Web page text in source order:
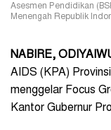
Asesmen Pendidikan
Menengah Republik
NABIRE,
AIDS (KPA)
menggelar Focus
Kantor Gubernur